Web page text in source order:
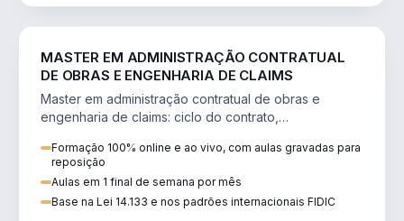
MASTER EM ADMINISTRAÇÃO CONTRATUAL
DE OBRAS E ENGENHARIA DE CLAIMS
Master em administração contratual de obras e
engenharia de claims: ciclo do contrato,
Formação 100% online e ao vivo, com aulas gravadas para
reposição
Aulas em 1 final de semana por mês
Base na Lei 14.133 e nos padrões internacionais FIDIC